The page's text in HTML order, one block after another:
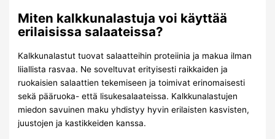
Miten kalkkunalastuja voi käyttää
erilaisissa salaateissa?
Kalkkunalastut tuovat salaatteihin proteiinia ja makua ilman
liiallista rasvaa. Ne soveltuvat erityisesti raikkaiden ja
ruokaisien salaattien tekemiseen ja toimivat erinomaisesti
sekä pääruoka- että lisukesalaateissa. Kalkkunalastujen
miedon savuinen maku yhdistyy hyvin erilaisten kasvisten,
juustojen ja kastikkeiden kanssa.